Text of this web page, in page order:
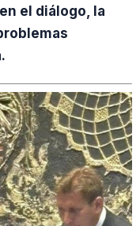
el diálogo, la